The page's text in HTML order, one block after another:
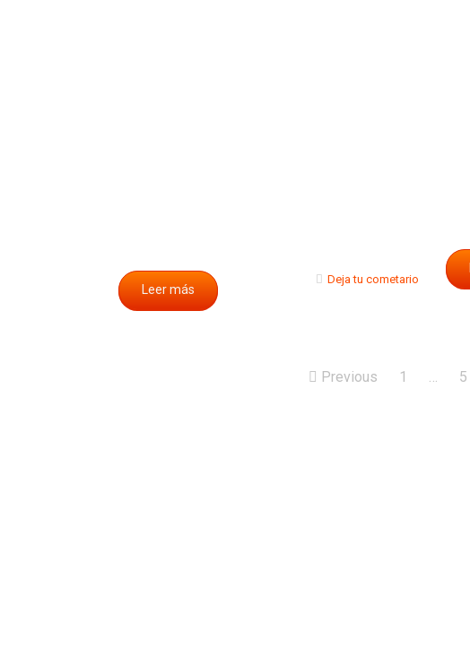
Leer más
Deja tu cometario
Previous 1 … 5